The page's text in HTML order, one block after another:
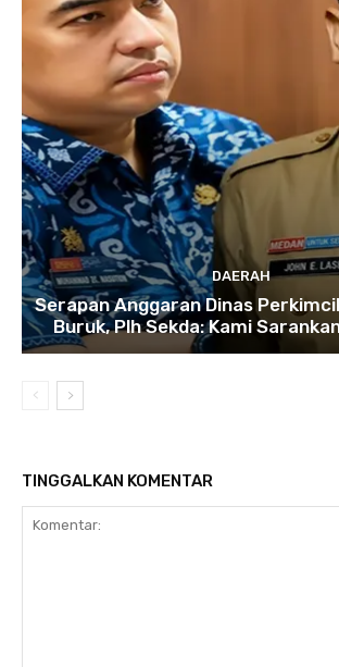
DAERAH
Serapan Anggaran Dinas
Buruk, Plh Sekda: Kami
TINGGALKAN KOMENTAR